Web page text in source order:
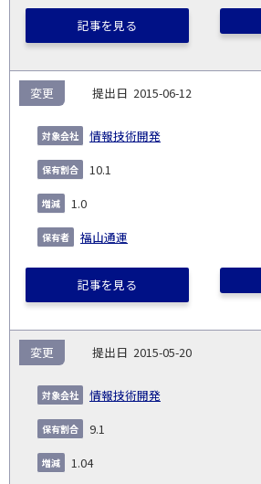
記事を見る
2015-06-12
情報技術開発
変更
10.1
1.0
福山通運
記事を見る
2015-05-20
情報技術開発
変更
9.1
1.04